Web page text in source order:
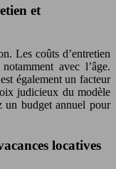
et
Les coûts d’entretien
avec l’âge.
également un facteur
judicieux du modèle
un budget annuel pour
locatives